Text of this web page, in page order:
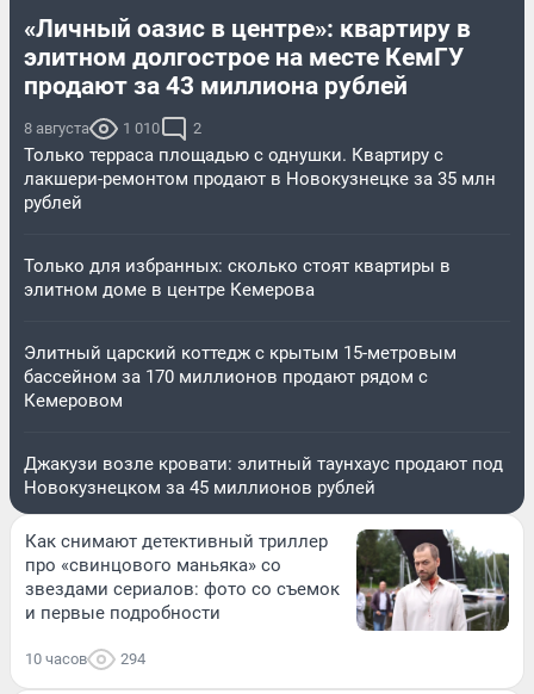
«Личный оазис в центре»: квартиру в
элитном долгострое на месте КемГУ
продают за 43 миллиона рублей
8 августа 1 010 2
Только терраса площадью с однушки. Квартиру с
лакшери-ремонтом продают в Новокузнецке за 35 млн
рублей
Только для избранных: сколько стоят квартиры в
элитном доме в центре Кемерова
Элитный царский коттедж c крытым 15-метровым
бассейном за 170 миллионов продают рядом с
Кемеровом
Джакузи возле кровати: элитный таунхаус продают под
Новокузнецком за 45 миллионов рублей
Как снимают детективный триллер
про «свинцового маньяка» со
звездами сериалов: фото со съемок
и первые подробности
10 часов 294